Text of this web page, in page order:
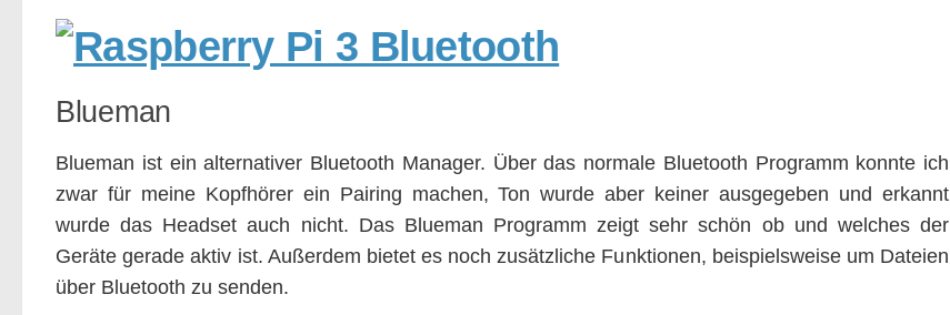
Blueman
Blueman ist ein alternativer Bluetooth Manager. Über das normale Bluetooth Programm konnte ich
zwar für meine Kopfhörer ein Pairing machen, Ton wurde aber keiner ausgegeben und erkannt
wurde das Headset auch nicht. Das Blueman Programm zeigt sehr schön ob und welches der
Geräte gerade aktiv ist. Außerdem bietet es noch zusätzliche Funktionen, beispielsweise um Dateien
über Bluetooth zu senden.